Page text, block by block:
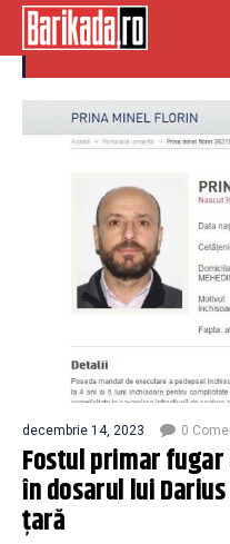
primar slatina
decembrie 14, 2023 0
Fostul primar
în dosarul lui
țară